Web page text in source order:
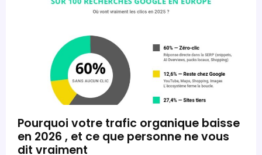
Pourquoi votre trafic organique baisse
en 2026 , et ce que personne ne vous
dit vraiment